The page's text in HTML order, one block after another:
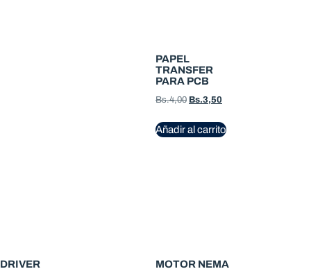
PAPEL
TRANSFER
PARA PCB
Bs.4,00 Bs.3,50
Añadir al carrito
DRIVER
MOTOR NEMA